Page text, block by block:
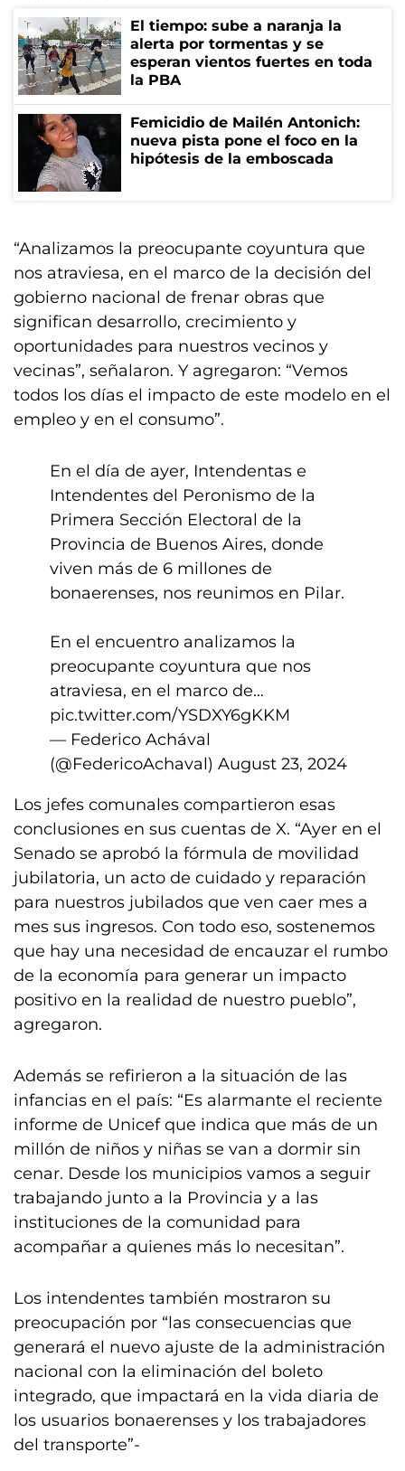
El tiempo: sube a naranja la
alerta por tormentas y se
esperan vientos fuertes en toda
la PBA
Femicidio de Mailén Antonich:
nueva pista pone el foco en la
hipótesis de la emboscada
“Analizamos la preocupante coyuntura que
nos atraviesa, en el marco de la decisión del
gobierno nacional de frenar obras que
significan desarrollo, crecimiento y
oportunidades para nuestros vecinos y
vecinas”, señalaron. Y agregaron: “Vemos
todos los días el impacto de este modelo en el
empleo y en el consumo”.
En el día de ayer, Intendentas e
Intendentes del Peronismo de la
Primera Sección Electoral de la
Provincia de Buenos Aires, donde
viven más de 6 millones de
bonaerenses, nos reunimos en Pilar.
En el encuentro analizamos la
preocupante coyuntura que nos
atraviesa, en el marco de…
pic.twitter.com/YSDXY6gKKM
— Federico Achával
(@FedericoAchaval) August 23, 2024
Los jefes comunales compartieron esas
conclusiones en sus cuentas de X. “Ayer en el
Senado se aprobó la fórmula de movilidad
jubilatoria, un acto de cuidado y reparación
para nuestros jubilados que ven caer mes a
mes sus ingresos. Con todo eso, sostenemos
que hay una necesidad de encauzar el rumbo
de la economía para generar un impacto
positivo en la realidad de nuestro pueblo”,
agregaron.
Además se refirieron a la situación de las
infancias en el país: “Es alarmante el reciente
informe de Unicef que indica que más de un
millón de niños y niñas se van a dormir sin
cenar. Desde los municipios vamos a seguir
trabajando junto a la Provincia y a las
instituciones de la comunidad para
acompañar a quienes más lo necesitan”.
Los intendentes también mostraron su
preocupación por “las consecuencias que
generará el nuevo ajuste de la administración
nacional con la eliminación del boleto
integrado, que impactará en la vida diaria de
los usuarios bonaerenses y los trabajadores
del transporte”-